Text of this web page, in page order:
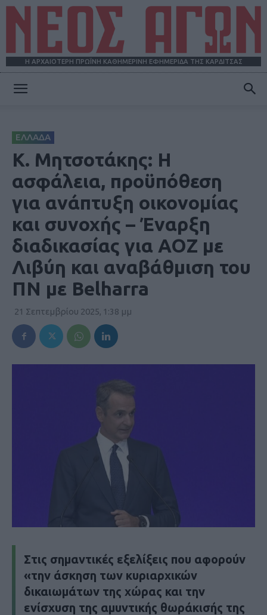
Η ΑΡΧΑΙΟΤΕΡΗ ΠΡΩΪΝΗ ΚΑΘΗΜΕΡΙΝΗ ΕΦΗΜΕΡΙΔΑ ΤΗΣ ΚΑΡΔΙΤΣΑΣ
ΕΛΛΑΔΑ
Κ. Μητσοτάκης: Η
ασφάλεια, προϋπόθεση
για ανάπτυξη οικονομίας
και συνοχής – Έναρξη
διαδικασίας για ΑΟΖ με
Λιβύη και αναβάθμιση του
ΠΝ με Belharra
21 Σεπτεμβρίου 2025, 1:38 μμ
Στις σημαντικές εξελίξεις που αφορούν
«την άσκηση των κυριαρχικών
δικαιωμάτων της χώρας και την
ενίσχυση της αμυντικής θωράκισής της